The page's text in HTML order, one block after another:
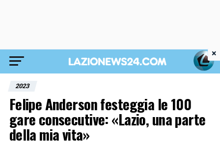
2023
Felipe Anderson festeggia le 100
gare consecutive: «Lazio, una parte
della mia vita»
×